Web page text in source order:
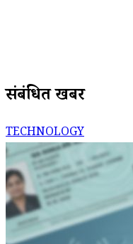
संबंधित खबरें
TECHNOLOGY